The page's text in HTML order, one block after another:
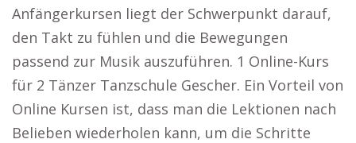
Anfängerkursen liegt der Schwerpunkt darauf,
den Takt zu fühlen und die Bewegungen
passend zur Musik auszuführen. 1 Online-Kurs
für 2 Tänzer Tanzschule Gescher. Ein Vorteil von
Online Kursen ist, dass man die Lektionen nach
Belieben wiederholen kann, um die Schritte